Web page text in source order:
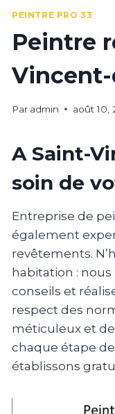
PEINTRE PRO 33
Peintre
Vincent-
Par admin août 10,
A Saint-
soin de
Entreprise de
également
revêtements.
habitation :
conseils et
respect des
méticuleux et
chaque étape
établissons